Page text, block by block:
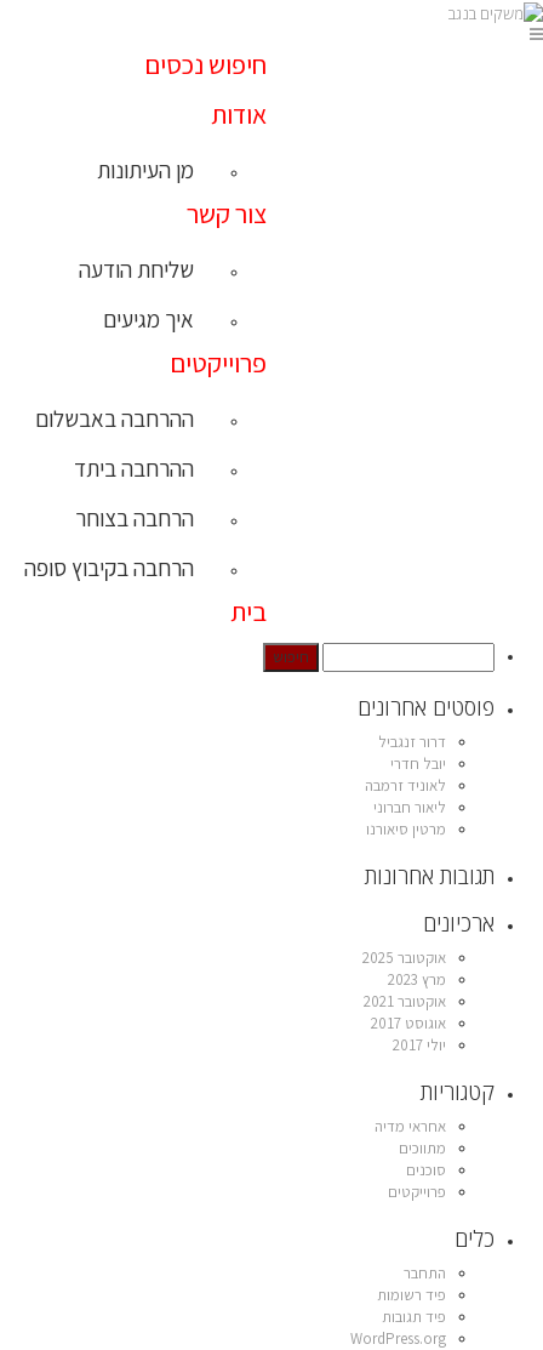
חיפוש נכסים
אודות
מן העיתונות
צור קשר
שליחת הודעה
איך מגיעים
פרוייקטים
ההרחבה באבשלום
ההרחבה ביתד
הרחבה בצוחר
הרחבה בקיבוץ סופה
בית
פוסטים אחרונים
דרור זנגביל
יובל חדרי
לאוניד זרמבה
ליאור חברוני
מרטין סיאורנו
תגובות אחרונות
ארכיונים
אוקטובר 2025
מרץ 2023
אוקטובר 2021
אוגוסט 2017
יולי 2017
קטגוריות
אחראי מדיה
מתווכים
סוכנים
פרוייקטים
כלים
התחבר
פיד רשומות
פיד תגובות
WordPress.org